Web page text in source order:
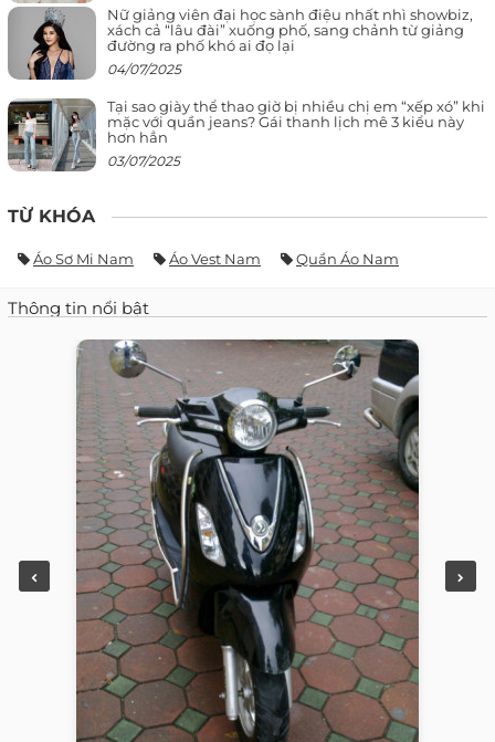
Nữ giảng viên đại học sành điệu nhất nhì showbiz,
xách cả “lâu đài” xuống phố, sang chảnh từ giảng
đường ra phố khó ai đọ lại
04/07/2025
Tại sao giày thể thao giờ bị nhiều chị em “xếp xó” khi
mặc với quần jeans? Gái thanh lịch mê 3 kiểu này
hơn hẳn
03/07/2025
TỪ KHÓA
Áo Sơ Mi Nam Áo Vest Nam Quần Áo Nam
Thông tin nổi bật